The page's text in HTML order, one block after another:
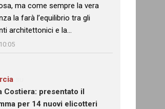
ma come sempre la vera
la farà l’equilibrio tra gli
architettonici e la…
Costiera: presentato il
per 14 nuovi elicotteri